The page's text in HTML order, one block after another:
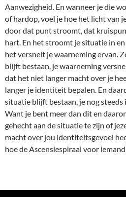
Aanwezigheid. En wanneer je die
of hardop, voel je hoe het licht van
door dat punt stroomt, dat
hart. En het stroomt je situatie in
het versnelt je waarneming ervan.
blijft bestaan, je waarneming
dat het niet langer macht over je
langer je identiteit bepalen. En
situatie blijft bestaan, je nog
Want je bent meer dan dit en
gehecht aan de situatie te zijn of
macht over jou identiteitsgevoel
hoe de Ascensiespiraal voor